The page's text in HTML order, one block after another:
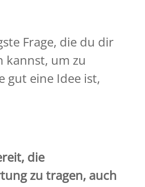
Frage, die du dir
kannst, um zu
gut eine Idee ist,
die
zu tragen, auch